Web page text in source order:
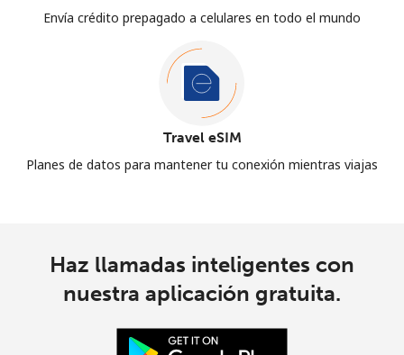
Envía crédito prepagado a celulares en todo el mundo
Travel eSIM
Planes de datos para mantener tu conexión mientras viajas
Haz llamadas inteligentes con
nuestra aplicación gratuita.